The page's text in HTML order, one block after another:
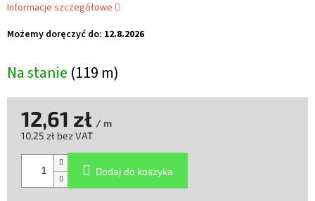
Na stanie (119 m)
Możemy doręczyć do: 12.8.2026
Informacje szczegółowe
12,61 zł / m
10,25 zł bez VAT
jednostkowa:
Dodaj do koszyka